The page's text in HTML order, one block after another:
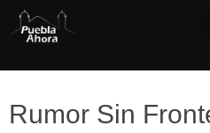
Rumor Sin